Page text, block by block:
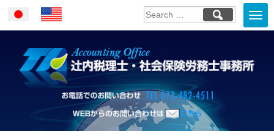
JapaneseEnglish
お電話でのお
WEBからのお問い合わせはこ